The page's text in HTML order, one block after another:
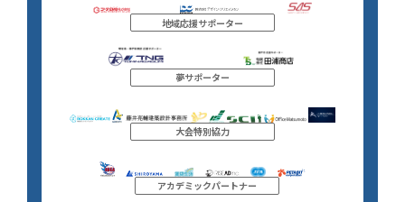
地域応援サポーター
夢サポーター
大会特別協力
アカデミックパートナー